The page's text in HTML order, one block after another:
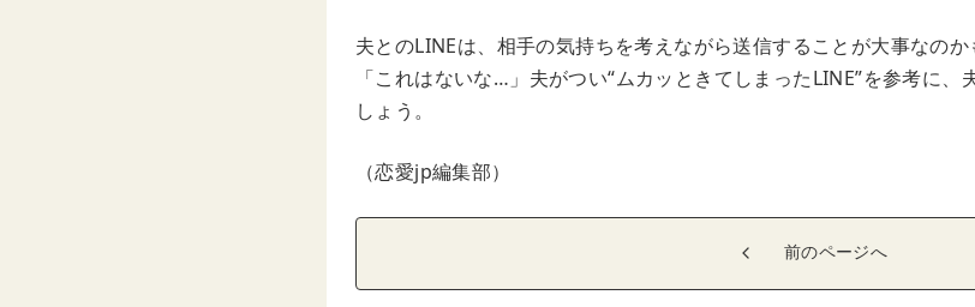
夫とのLINEは、相手の気持ちを考えながら送信することが大事なのか
「これはないな…」夫がつい“ムカッときてしまったLINE”を参考に、
しょう。
（恋愛jp編集部）
前のページへ